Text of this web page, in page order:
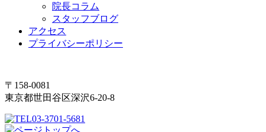
院長コラム
スタッフブログ
アクセス
プライバシーポリシー
〒158-0081
東京都世田谷区深沢6-20-8
03-3701-5681